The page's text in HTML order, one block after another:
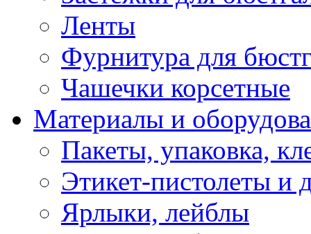
Ленты
Фурнитура для
Чашечки корсетные
Материалы и
Пакеты, упаковка,
Этикет-пистолеты и
Ярлыки, лейблы